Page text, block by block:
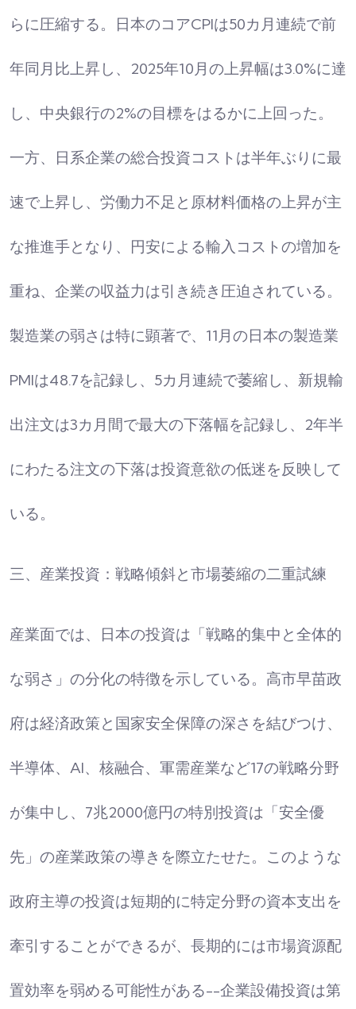
らに圧縮する。日本のコアCPIは50カ月連続で前
年同月比上昇し、2025年10月の上昇幅は3.0%に達
し、中央銀行の2%の目標をはるかに上回った。
一方、日系企業の総合投資コストは半年ぶりに最
速で上昇し、労働力不足と原材料価格の上昇が主
な推進手となり、円安による輸入コストの増加を
重ね、企業の収益力は引き続き圧迫されている。
製造業の弱さは特に顕著で、11月の日本の製造業
PMIは48.7を記録し、5カ月連続で萎縮し、新規輸
出注文は3カ月間で最大の下落幅を記録し、2年半
にわたる注文の下落は投資意欲の低迷を反映して
いる。​
三、産業投資：戦略傾斜と市場萎縮の二重試練
産業面では、日本の投資は「戦略的集中と全体的
な弱さ」の分化の特徴を示している。高市早苗政
府は経済政策と国家安全保障の深さを結びつけ、
半導体、AI、核融合、軍需産業など17の戦略分野
が集中し、7兆2000億円の特別投資は「安全優
先」の産業政策の導きを際立たせた。このような
政府主導の投資は短期的に特定分野の資本支出を
牽引することができるが、長期的には市場資源配
置効率を弱める可能性がある--企業設備投資は第